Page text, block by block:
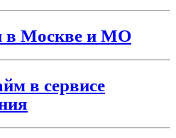
в Москве и МО
в сервисе